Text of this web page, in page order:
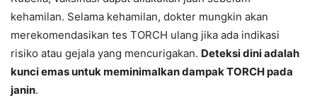
kehamilan. Selama kehamilan, dokter mungkin akan
merekomendasikan tes TORCH ulang jika ada indikasi
risiko atau gejala yang mencurigakan. Deteksi dini adalah
kunci emas untuk meminimalkan dampak TORCH pada
janin.